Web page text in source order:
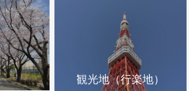
観光地（行楽地）